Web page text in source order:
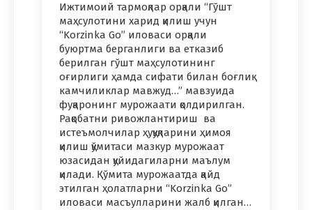
Ижтимоий тармоқлар орқали “Гўшт
маҳсулотини харид қилиш учун
“Korzinka Go” иловаси орқали
буюртма берганлиги ва етказиб
берилган гўшт маҳсулотининг
оғирлиги ҳамда сифати билан боғлиқ
камчиликлар мавжуд…” мавзуида
фуқаронинг мурожаати қолдирилган.
Рақобатни ривожлантириш ва
истеъмолчилар ҳуқуқларини ҳимоя
қилиш қўмитаси мазкур мурожаат
юзасидан қуйидагиларни маълум
қилади. Қўмита мурожаатда қайд
этилган ҳолатларни “Korzinka Go”
иловаси масъулларини жалб қилган…